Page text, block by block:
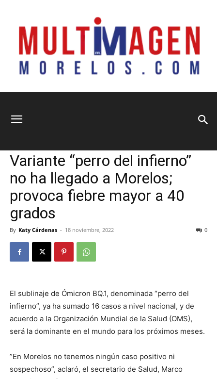
Morelos
Variante “perro del infierno”
no ha llegado a Morelos;
provoca fiebre mayor a 40
grados
By Katy Cárdenas - 18 noviembre, 2022 0
El sublinaje de Ómicron BQ.1, denominada “perro del
infierno”, ya ha sumado 16 casos a nivel nacional, y de
acuerdo a la Organización Mundial de la Salud (OMS),
será la dominante en el mundo para los próximos meses.
”En Morelos no tenemos ningún caso positivo ni
sospechoso”, aclaró, el secretario de Salud, Marco